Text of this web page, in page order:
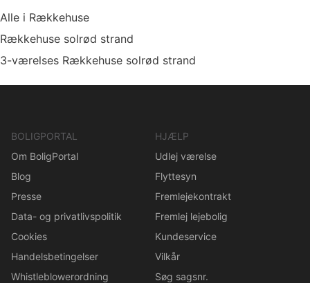
Alle i Rækkehuse
Rækkehuse solrød strand
3-værelses Rækkehuse solrød strand
BOLIGPORTAL
Om BoligPortal
Blog
Presse
Data- og privatlivspolitik
Cookies
Handelsbetingelser
Whistleblowerordning
HJÆLP
Udlej værelse
Flyttesyn
Fremlejekontrakt
Fremlej lejebolig
Kundeservice
Vilkår
Søg sagsnr.